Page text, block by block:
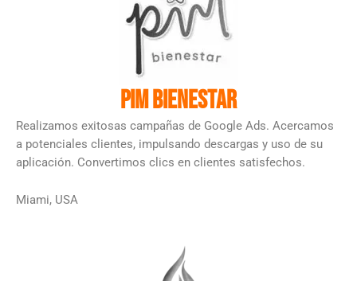
Pim Bienestar
Realizamos exitosas campañas de Google Ads. Acercamos
a potenciales clientes, impulsando descargas y uso de su
aplicación. Convertimos clics en clientes satisfechos.
Miami, USA